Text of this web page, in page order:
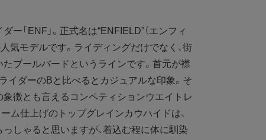
「ENF」。正式名は“ENFIELD”（エンフィ
気モデルです。ライディングだけでなく、街
ブールバードというラインです。首元が襟
イダーのBと比べるとカジュアルな印象。そ
徴とも言えるコンペティションウエイトレ
ム仕上げのトップグレインカウハイドは、
しゃると思いますが、着込む程に体に馴染